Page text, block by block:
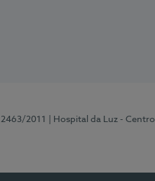
2011
| Hospital da Luz - Centro